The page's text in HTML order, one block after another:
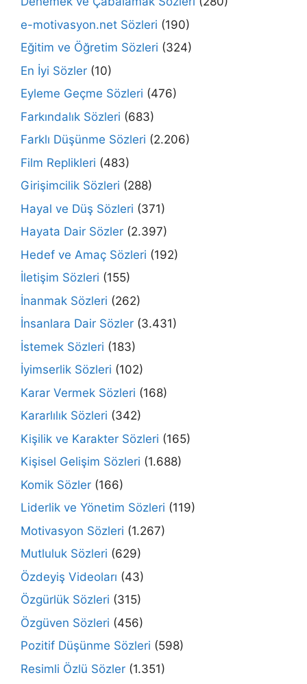
e-motivasyon.net Sözleri (190)
Eğitim ve Öğretim Sözleri (324)
En İyi Sözler (10)
Eyleme Geçme Sözleri (476)
Farkındalık Sözleri (683)
Farklı Düşünme Sözleri (2.206)
Film Replikleri (483)
Girişimcilik Sözleri (288)
Hayal ve Düş Sözleri (371)
Hayata Dair Sözler (2.397)
Hedef ve Amaç Sözleri (192)
İletişim Sözleri (155)
İnanmak Sözleri (262)
İnsanlara Dair Sözler (3.431)
İstemek Sözleri (183)
İyimserlik Sözleri (102)
Karar Vermek Sözleri (168)
Kararlılık Sözleri (342)
Kişilik ve Karakter Sözleri (165)
Kişisel Gelişim Sözleri (1.688)
Komik Sözler (166)
Liderlik ve Yönetim Sözleri (119)
Motivasyon Sözleri (1.267)
Mutluluk Sözleri (629)
Özdeyiş Videoları (43)
Özgürlük Sözleri (315)
Özgüven Sözleri (456)
Pozitif Düşünme Sözleri (598)
Resimli Özlü Sözler (1.351)